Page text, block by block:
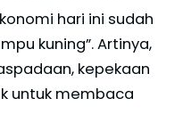
hari ini sudah
kuning”. Artinya,
kepekaan
untuk membaca